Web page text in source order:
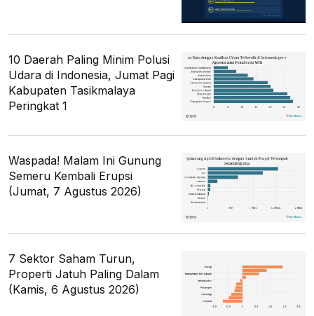
10 Daerah Paling Minim Polusi
Udara di Indonesia, Jumat Pagi
Kabupaten Tasikmalaya
Peringkat 1
Waspada! Malam Ini Gunung
Semeru Kembali Erupsi
(Jumat, 7 Agustus 2026)
7 Sektor Saham Turun,
Properti Jatuh Paling Dalam
(Kamis, 6 Agustus 2026)